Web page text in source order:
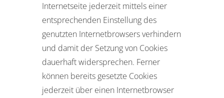
Internetseite jederzeit mittels einer
entsprechenden Einstellung des
genutzten Internetbrowsers verhindern
und damit der Setzung von Cookies
dauerhaft widersprechen. Ferner
können bereits gesetzte Cookies
jederzeit über einen Internetbrowser